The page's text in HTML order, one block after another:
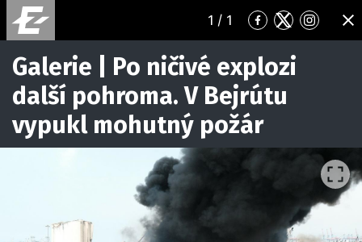
1 / 1
Přejít
na
Facebook
Přejít
na
Twitter
Přejít
na
Galerie | Po ničivé explozi
další pohroma. V Bejrútu
vypukl mohutný požár